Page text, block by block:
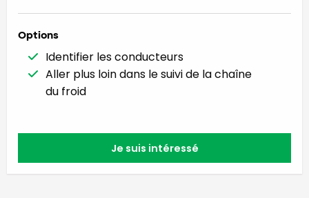
Options
Identifier les conducteurs
Aller plus loin dans le suivi de la chaîne
du froid
Je suis intéressé